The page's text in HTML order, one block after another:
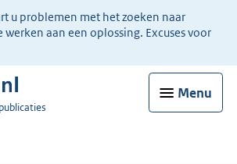
u problemen met het zoeken naar
werken aan een oplossing. Excuses voor
Menu